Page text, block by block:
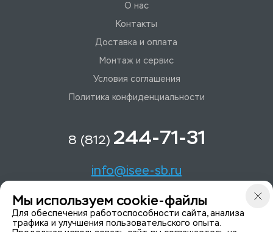
О нас
Контакты
Доставка и оплата
Монтаж и сервис
Условия соглашения
Политика конфиденциальности
8 (812) 244-71-31
info@isee-sb.ru
Светлановский пр-кт, д. 70, корп. 1
Мы используем cookie-файлы
Для обеспечения работоспособности сайта, анализа
трафика и улучшения пользовательского опыта.